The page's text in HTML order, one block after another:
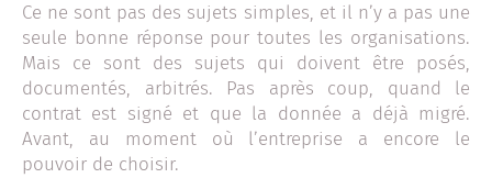
Ce ne sont pas des sujets simples, et il n’y a pas une
seule bonne réponse pour toutes les organisations.
Mais ce sont des sujets qui doivent être posés,
documentés, arbitrés. Pas après coup, quand le
contrat est signé et que la donnée a déjà migré.
Avant, au moment où l’entreprise a encore le
pouvoir de choisir.